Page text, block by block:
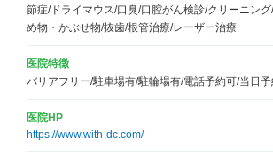
節症/ドライマウス/口臭/口腔がん検診/クリーニン
め物・かぶせ物/抜歯/根管治療/レーザー治療
医院特徴
バリアフリー/駐車場有/駐輪場有/電話予約可/当日
医院HP
https://www.with-dc.com/